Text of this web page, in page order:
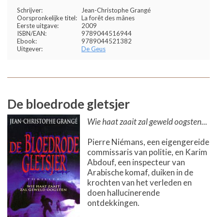
Schrijver:
Jean-Christophe Grangé
Oorspronkelijke titel: La forêt des mânes
Eerste uitgave:
2009
ISBN/EAN:
9789044516944
Ebook:
9789044521382
Uitgever:
De Geus
De bloedrode gletsjer
Wie haat zaait zal geweld oogsten...
Pierre Niémans, een eigengereide
commissaris van politie, en Karim
Abdouf, een inspecteur van
Arabische komaf, duiken in de
krochten van het verleden en
doen hallucinerende
ontdekkingen.